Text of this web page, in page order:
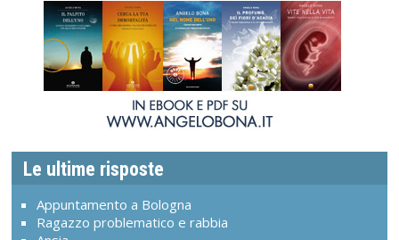
Le ultime risposte
Appuntamento a Bologna
Ragazzo problematico e rabbia